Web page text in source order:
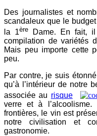
Des journalistes et
scandaleux que le
la 1ère Dame. En fait,
compilation de variétés
Mais peu importe cette
peu.
Par contre, je suis
qu’à l’intérieur de notre
associée au risque
verre et à
frontières, le vin est
notre civilisation et
gastronomie.